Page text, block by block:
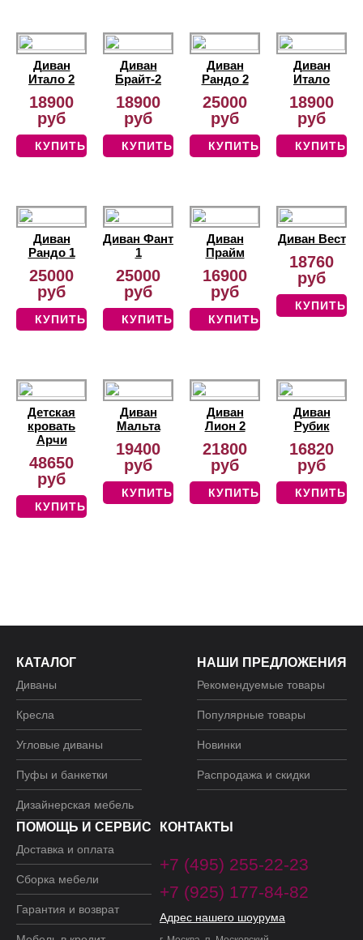
Диван
Итало 2
18900
руб
КУПИТЬ
Диван
Брайт-2
18900
руб
КУПИТЬ
Диван
Рандо 2
25000
руб
КУПИТЬ
Диван
Итало
18900
руб
КУПИТЬ
Диван
Рандо 1
25000
руб
КУПИТЬ
Диван Фант
1
25000
руб
КУПИТЬ
Диван
Прайм
16900
руб
КУПИТЬ
Диван Вест
18760
руб
КУПИТЬ
Детская
кровать
Арчи
48650
руб
КУПИТЬ
Диван
Мальта
19400
руб
КУПИТЬ
Диван
Лион 2
21800
руб
КУПИТЬ
Диван
Рубик
16820
руб
КУПИТЬ
КАТАЛОГ
Диваны
Кресла
Угловые диваны
Пуфы и банкетки
Дизайнерская мебель
НАШИ ПРЕДЛОЖЕНИЯ
Рекомендуемые товары
Популярные товары
Новинки
Распродажа и скидки
ПОМОЩЬ И СЕРВИС
Доставка и оплата
Сборка мебели
Гарантия и возврат
КОНТАКТЫ
+7 (495) 255-22-23
+7 (925) 177-84-82
Адрес нашего шоурума